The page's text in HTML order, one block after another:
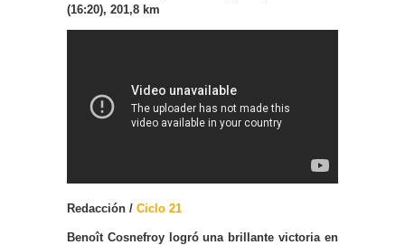
(16:20), 201,8 km
Redacción / Ciclo 21
Benoît Cosnefroy logró una brillante victoria en